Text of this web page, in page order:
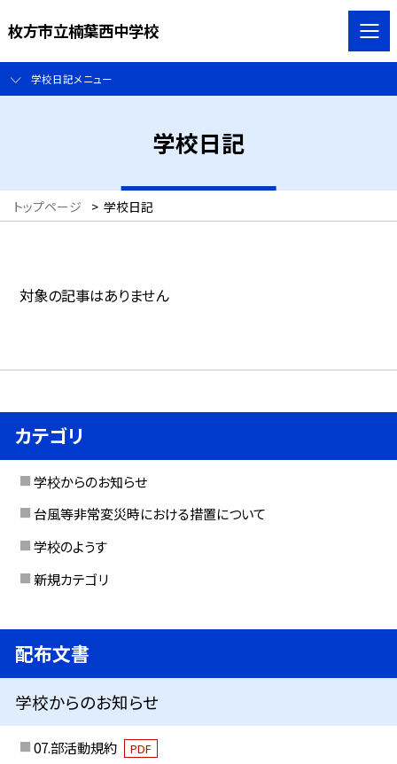
枚方市立楠葉西中学校
学校日記メニュー
学校日記
トップページ > 学校日記
対象の記事はありません
カテゴリ
学校からのお知らせ
台風等非常変災時における措置について
学校のようす
新規カテゴリ
配布文書
学校からのお知らせ
07.部活動規約 PDF